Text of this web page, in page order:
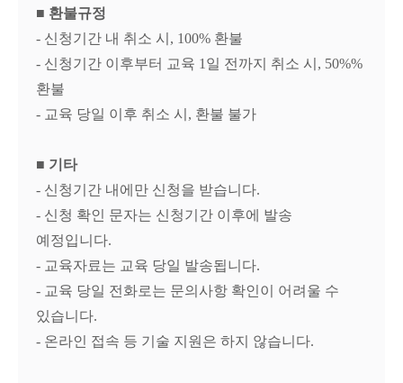
■ 환불규정
- 신청기간 내 취소 시, 100% 환불
- 신청기간 이후부터 교육 1일 전까지 취소 시, 50%%
환불
- 교육 당일 이후 취소 시, 환불 불가
■ 기타
- 신청기간 내에만 신청을 받습니다.
- 신청 확인 문자는 신청기간 이후에 발송
예정입니다.
- 교육자료는 교육 당일 발송됩니다.
- 교육 당일 전화로는 문의사항 확인이 어려울 수
있습니다.
- 온라인 접속 등 기술 지원은 하지 않습니다.